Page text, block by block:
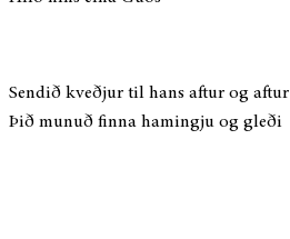
Sendið kveðjur til hans aftur og aftur
Þið munuð finna hamingju og gleði